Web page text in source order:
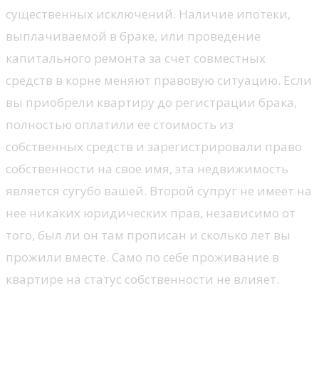
существенных исключений. Наличие ипотеки,
выплачиваемой в браке, или проведение
капитального ремонта за счет совместных
средств в корне меняют правовую ситуацию. Если
вы приобрели квартиру до регистрации брака,
полностью оплатили ее стоимость из
собственных средств и зарегистрировали право
собственности на свое имя, эта недвижимость
является сугубо вашей. Второй супруг не имеет на
нее никаких юридических прав, независимо от
того, был ли он там прописан и сколько лет вы
прожили вместе. Само по себе проживание в
квартире на статус собственности не влияет.